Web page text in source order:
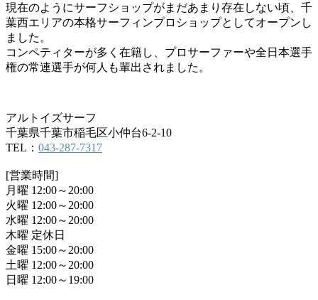
現在のようにサーフショップがまだあまり存在しない頃、千
葉西エリアの本格サーフィンプロショップとしてオープンし
ました。
コンペティターが多く在籍し、プロサーファーや全日本選手
権の常連選手が何人も輩出されました。
アルトイズサーフ
千葉県千葉市稲毛区小仲台6-2-10
TEL： 043-287-7317
[営業時間]
月曜 12:00～20:00
火曜 12:00～20:00
水曜 12:00～20:00
木曜 定休日
金曜 15:00～20:00
土曜 12:00～20:00
日曜 12:00～19:00